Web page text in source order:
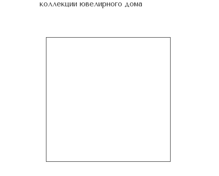
коллекции ювелирного дома